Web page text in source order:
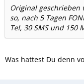
Original geschrieben
so, nach 5 Tagen
Tel, 30 SMS und 150
Was hattest Du denn